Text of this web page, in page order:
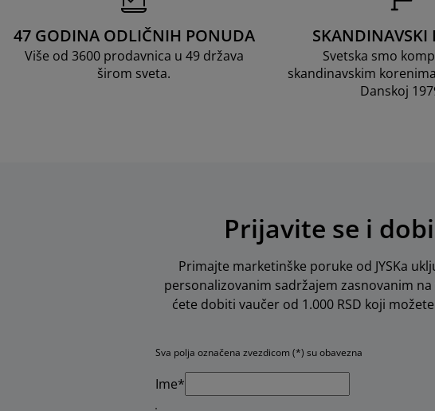
47 GODINA ODLIČNIH PONUDA
Više od 3600 prodavnica u 49 država
širom sveta.
SKANDINAVSKI
Svetska smo
skandinavskim
Danskoj
Prijavite se i
Primajte marketinške poruke od JYSKa
personalizovanim sadržajem zasnovanim
ćete dobiti vaučer od 1.000 RSD koji
Sva polja označena zvezdicom (*) su obavezna
Ime*